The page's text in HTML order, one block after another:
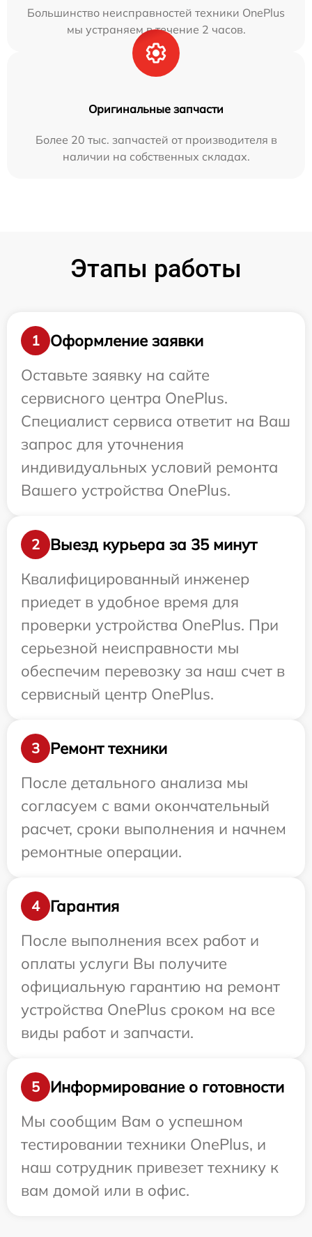
Большинство неисправностей техники OnePlus
мы устраняем в течение 2 часов.
Оригинальные запчасти
Более 20 тыс. запчастей от производителя в
наличии на собственных складах.
Этапы работы
1
Оформление заявки
Оставьте заявку на сайте
сервисного центра OnePlus.
Специалист сервиса ответит на Ваш
запрос для уточнения
индивидуальных условий ремонта
Вашего устройства OnePlus.
2
Выезд курьера за 35 минут
Квалифицированный инженер
приедет в удобное время для
проверки устройства OnePlus. При
серьезной неисправности мы
обеспечим перевозку за наш счет в
сервисный центр OnePlus.
3
Ремонт техники
После детального анализа мы
согласуем с вами окончательный
расчет, сроки выполнения и начнем
ремонтные операции.
4
Гарантия
После выполнения всех работ и
оплаты услуги Вы получите
официальную гарантию на ремонт
устройства OnePlus сроком на все
виды работ и запчасти.
5
Информирование о готовности
Мы сообщим Вам о успешном
тестировании техники OnePlus, и
наш сотрудник привезет технику к
вам домой или в офис.